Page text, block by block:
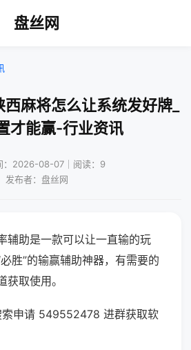
盘丝网
麻将怎么让系统发好牌_
才能赢-行业资讯
：2026-08-07｜阅读：9
发布者：盘丝网
辅助是一款可以让一直输的玩
胜”的输赢辅助神器，有需要的
获取使用。
索申请 549552478 进群获取软